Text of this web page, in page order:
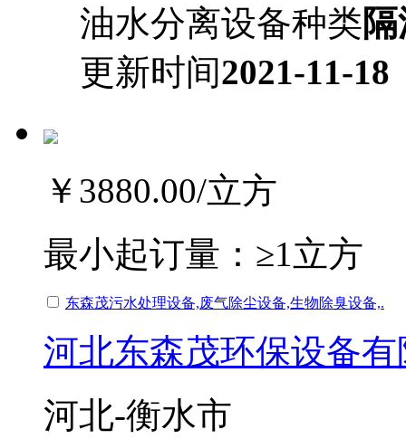
油水分离设备种类
更新时间2021-11-18
￥3880.00/立方
最小起订量： ≥1立方
东森茂污水处理设备,废气除尘设备,生物除臭设备,.
河北东森茂环保设备
河北-衡水市